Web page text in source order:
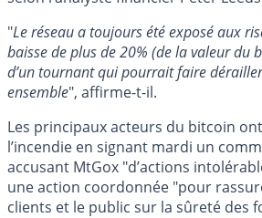
"Le réseau a toujours été exposé aux
baisse de plus de 20% (de la valeur du
d’un tournant qui pourrait faire
ensemble", affirme-t-il.
Les principaux acteurs du bitcoin
l’incendie en signant mardi un
accusant MtGox "d’actions
une action coordonnée "pour
clients et le public sur la sûreté des